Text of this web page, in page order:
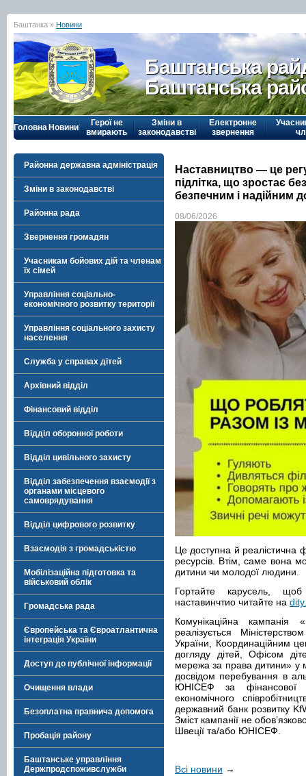
Баштанка » Новини
Баштанська
Баштанська
Головна Новини
Герої не
вмирають
Зміни в
законодавстві
Електронне
звернення
Районна державна адміністрація
Зміни в законодавстві
Районна рада
Звернення громадян
Учасникам бойових дій та членам
їх сімей
Управління соціально-
економічного розвитку території
Управління соціального захисту
населення
Служба у справах дітей
Архівний відділ
Фінансовий відділ
Відділ оборонної роботи
Відділ цивільного захисту
Відділ забезпечення взаємодії з
органами місцевого
самоврядування
Відділ цифрового розвитку
Взаємодія з громадськістю
Мобілізаційна підготовка та
військовий облік
Громадська рада
Європейська та Євроатлантична
інтеграція України
Доступ до публічної інформації
Очищення влади
Безоплатна правнича допомога
Пробація району
Баштанське управління
Держпродспоживслужби
Наставництво — це
підлітка, що зростає
безпечним і надійним
08/06/2026
Це доступна й реалістична
ресурсів. Втім, саме вона
дитини чи молодої людини.
Гортайте карусель,
наставинчтио читайте на
Комунікаційна
реалізується
України, Координаційним
догляду дітей, Офісом
мережа за права дитини» у
досвідом перебування в
ЮНІСЕФ за фінансової
економічного
державний банк розвитку
Зміст кампанії не
Швеції та/або ЮНІСЕФ.
Всі новини →